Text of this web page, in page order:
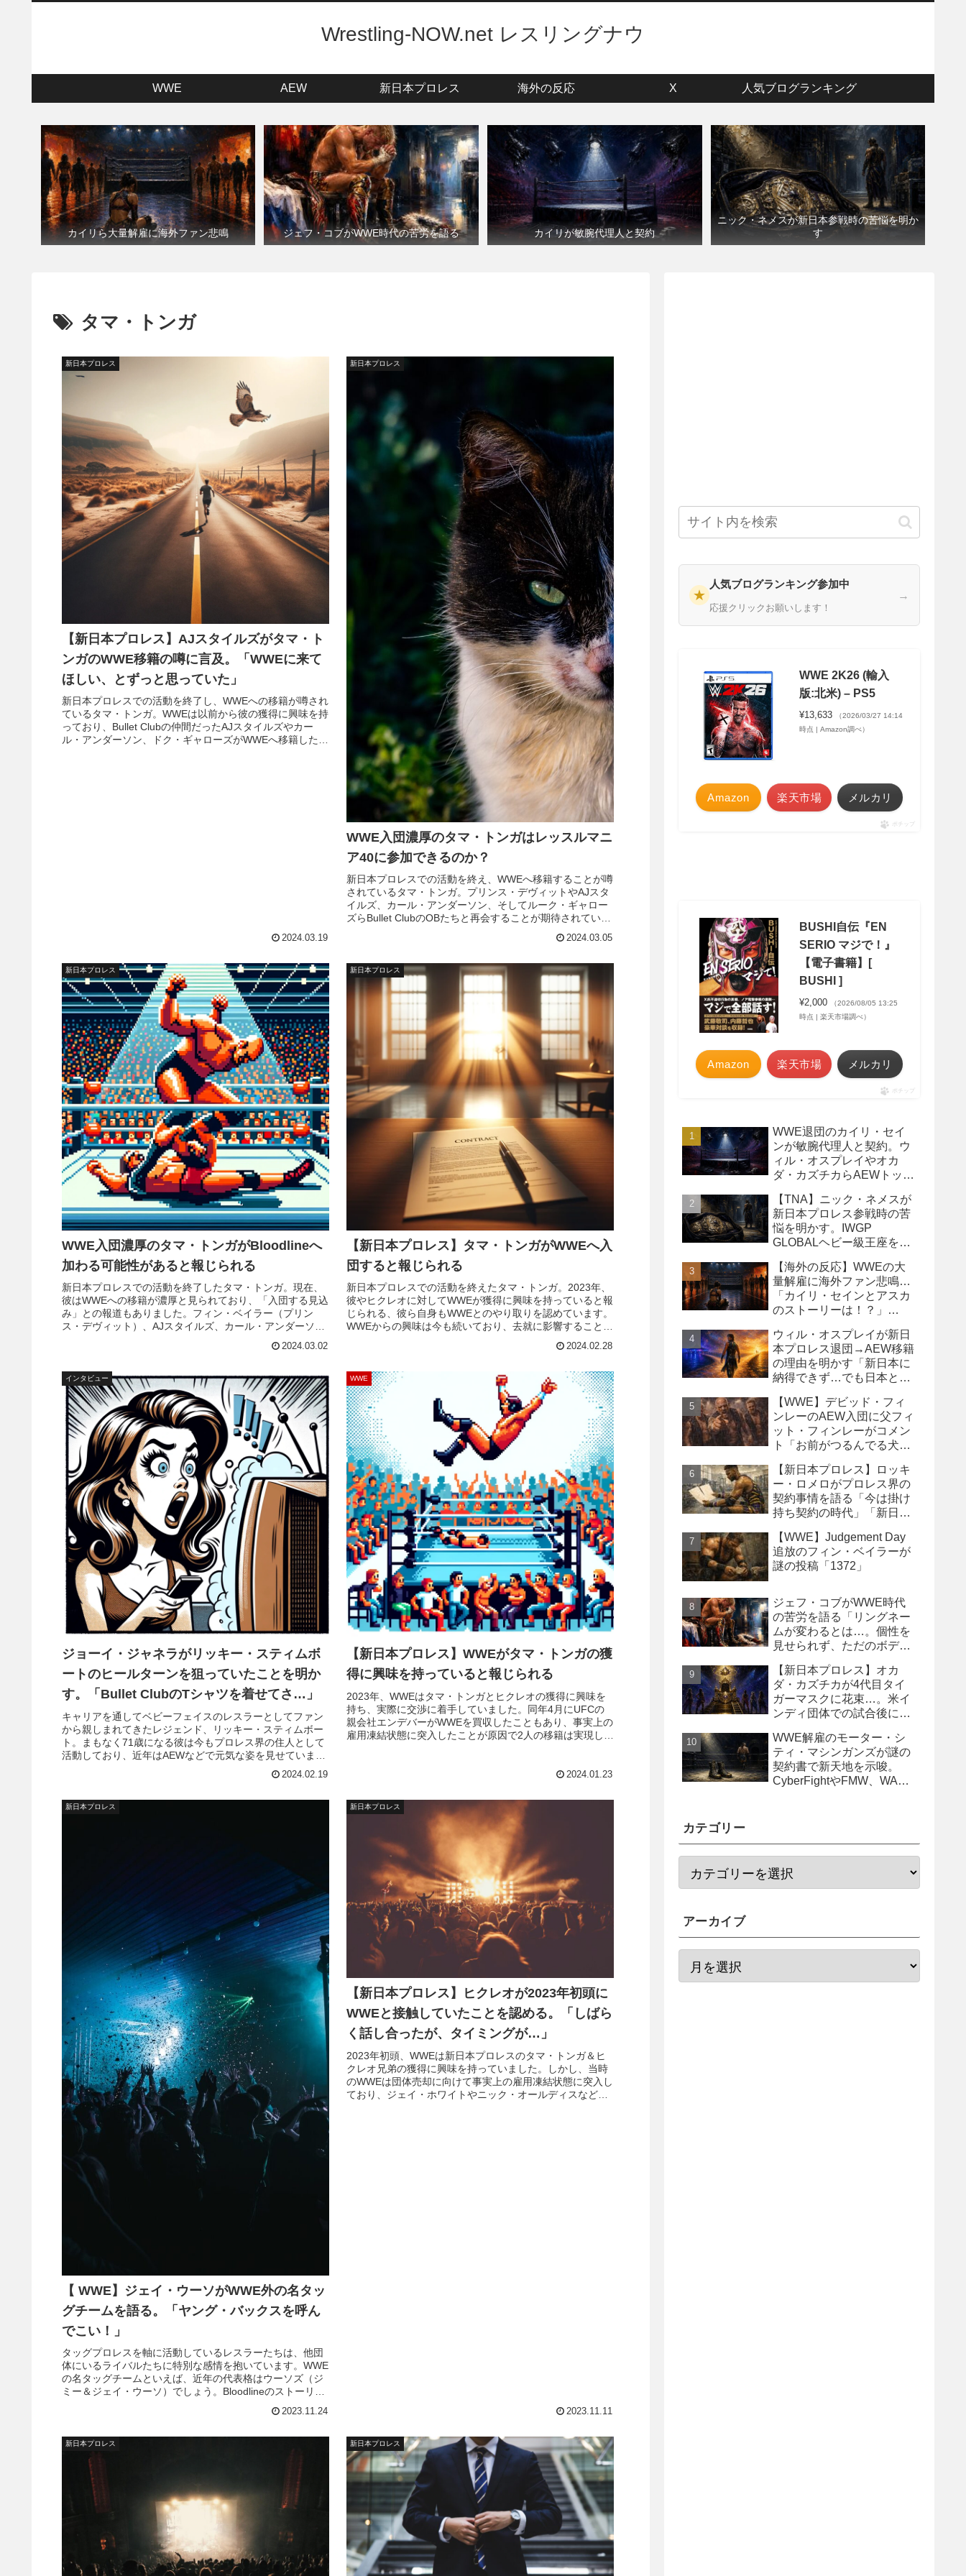
Wrestling-NOW.net レスリングナウ
WWE AEW 新日本プロレス 海外の反応 X 人気ブログランキング
カイリら大量解雇に海外ファン悲鳴 ジェフ・コブがWWE時代の苦労を語る カイリが敏腕代理人と契約
ニック・ネメスが新日本参戦時の苦悩を明か
す
タマ・トンガ
新日本プロレス
【新日本プロレス】AJスタイルズがタマ・ト
ンガのWWE移籍の噂に言及。「WWEに来て
ほしい、とずっと思っていた」
新日本プロレスでの活動を終了し、WWEへの移籍が噂され
ているタマ・トンガ。WWEは以前から彼の獲得に興味を持
っており、Bullet Clubの仲間だったAJスタイルズやカー
ル・アンダーソン、ドク・ギャローズがWWEへ移籍した
2024.03.19
新日本プロレス
WWE入団濃厚のタマ・トンガはレッスルマニ
ア40に参加できるのか？
新日本プロレスでの活動を終え、WWEへ移籍することが噂
されているタマ・トンガ。プリンス・デヴィットやAJスタ
イルズ、カール・アンダーソン、そしてルーク・ギャロー
ズらBullet ClubのOBたちと再会することが期待されている
一方、WWE内部ではローマン・レインズ率いるBloodline
に加入することも検討されているそうです。彼のWWEデビ
2024.03.05
新日本プロレス
WWE入団濃厚のタマ・トンガがBloodlineへ
加わる可能性があると報じられる
新日本プロレスでの活動を終了したタマ・トンガ。現在、
彼はWWEへの移籍が濃厚と見られており、「入団する見込
み」との報道もありました。フィン・ベイラー（プリン
ス・デヴィット）、AJスタイルズ、カール・アンダーソ
ン、ルーク・ギャローズらBullet ClubのOBたちが複数在籍
するWWEで彼がどのような活躍を見せるのか、注目が集ま
2024.03.02
新日本プロレス
【新日本プロレス】タマ・トンガがWWEへ入
団すると報じられる
新日本プロレスでの活動を終えたタマ・トンガ。2023年、
彼やヒクレオに対してWWEが獲得に興味を持っていると報
じられる、彼ら自身もWWEとのやり取りを認めています。
WWEからの興味は今も続いており、去就に影響することに
なりました。レスリング・オブザーバーによれば、彼は
WWEへ入団することになるそうです。契約内容や活動開始
2024.02.28
インタビュー
ジョーイ・ジャネラがリッキー・スティムボ
ートのヒールターンを狙っていたことを明か
す。「Bullet ClubのTシャツを着せてさ…」
キャリアを通してベビーフェイスのレスラーとしてファン
から親しまれてきたレジェンド、リッキー・スティムボー
ト。まもなく71歳になる彼は今もプロレス界の住人として
活動しており、近年はAEWなどで元気な姿を見せていま
す。2022年には、FTR（ダックス・ハーウッド＆キャッシ
ュ・ウィーラー）とのトリオで約12年ぶりに試合に出場
2024.02.19
WWE
【新日本プロレス】WWEがタマ・トンガの獲
得に興味を持っていると報じられる
2023年、WWEはタマ・トンガとヒクレオの獲得に興味を
持ち、実際に交渉に着手していました。同年4月にUFCの
親会社エンデバーがWWEを買収したこともあり、事実上の
雇用凍結状態に突入したことが原因で2人の移籍は実現しま
2024.01.23
新日本プロレス
【 WWE】ジェイ・ウーソがWWE外の名タッ
グチームを語る。「ヤング・バックスを呼ん
でこい！」
タッグプロレスを軸に活動しているレスラーたちは、他団
体にいるライバルたちに特別な感情を抱いています。WWE
の名タッグチームといえば、近年の代表格はウーソズ（ジ
ミー＆ジェイ・ウーソ）でしょう。Bloodlineのストーリー
ッグタイトルを8度獲得した実績は簡単に真似できるもので
2023.11.24
新日本プロレス
【新日本プロレス】ヒクレオが2023年初頭に
WWEと接触していたことを認める。「しばら
く話し合ったが、タイミングが…」
2023年初頭、WWEは新日本プロレスのタマ・トンガ＆ヒ
クレオ兄弟の獲得に興味を持っていました。しかし、当時
のWWEは団体売却に向けて事実上の雇用凍結状態に突入し
ており、ジェイ・ホワイトやニック・オールディスなど、
2023.11.11
新日本プロレス 新日本プロレス
★
人気ブログランキング参加中
応援クリックお願いします！
→
WWE 2K26 (輸入
版:北米) – PS5
¥13,633
（2026/03/27 14:14
時点 | Amazon調べ）
Amazon 楽天市場 メルカリ
ポチップ
BUSHI自伝『EN
SERIO マジで！』
【電子書籍】[
BUSHI ]
¥2,000
（2026/08/05 13:25
時点 | 楽天市場調べ）
Amazon 楽天市場 メルカリ
ポチップ
WWE退団のカイリ・セイ
ンが敏腕代理人と契約。ウ
ィル・オスプレイやオカ
ダ・カズチカらAEWトップ
【TNA】ニック・ネメスが
新日本プロレス参戦時の苦
悩を明かす。IWGP
GLOBALヘビー級王座を
挫
【海外の反応】WWEの大
量解雇に海外ファン悲鳴…
「カイリ・セインとアスカ
のストーリーは！？」
の犠牲になった」
ウィル・オスプレイが新日
本プロレス退団→AEW移籍
の理由を明かす「新日本に
納得できず…でも日本との
【WWE】デビッド・フィ
ンレーのAEW入団に父フィ
ット・フィンレーがコメン
ト「お前がつるんでる犬連
【新日本プロレス】ロッキ
ー・ロメロがプロレス界の
契約事情を語る「今は掛け
持ち契約の時代」「新日本
るべき」
【WWE】Judgement Day
追放のフィン・ベイラーが
謎の投稿「1372」
ジェフ・コブがWWE時代
の苦労を語る「リングネー
ムが変わるとは…。個性を
見せられず、ただのボディ
【新日本プロレス】オカ
ダ・カズチカが4代目タイ
ガーマスクに花束…。米イ
ンディ団体での試合後にサ
WWE解雇のモーター・シ
ティ・マシンガンズが謎の
契約書で新天地を示唆。
CyberFightやFMW、WAR
カテゴリー
アーカイブ